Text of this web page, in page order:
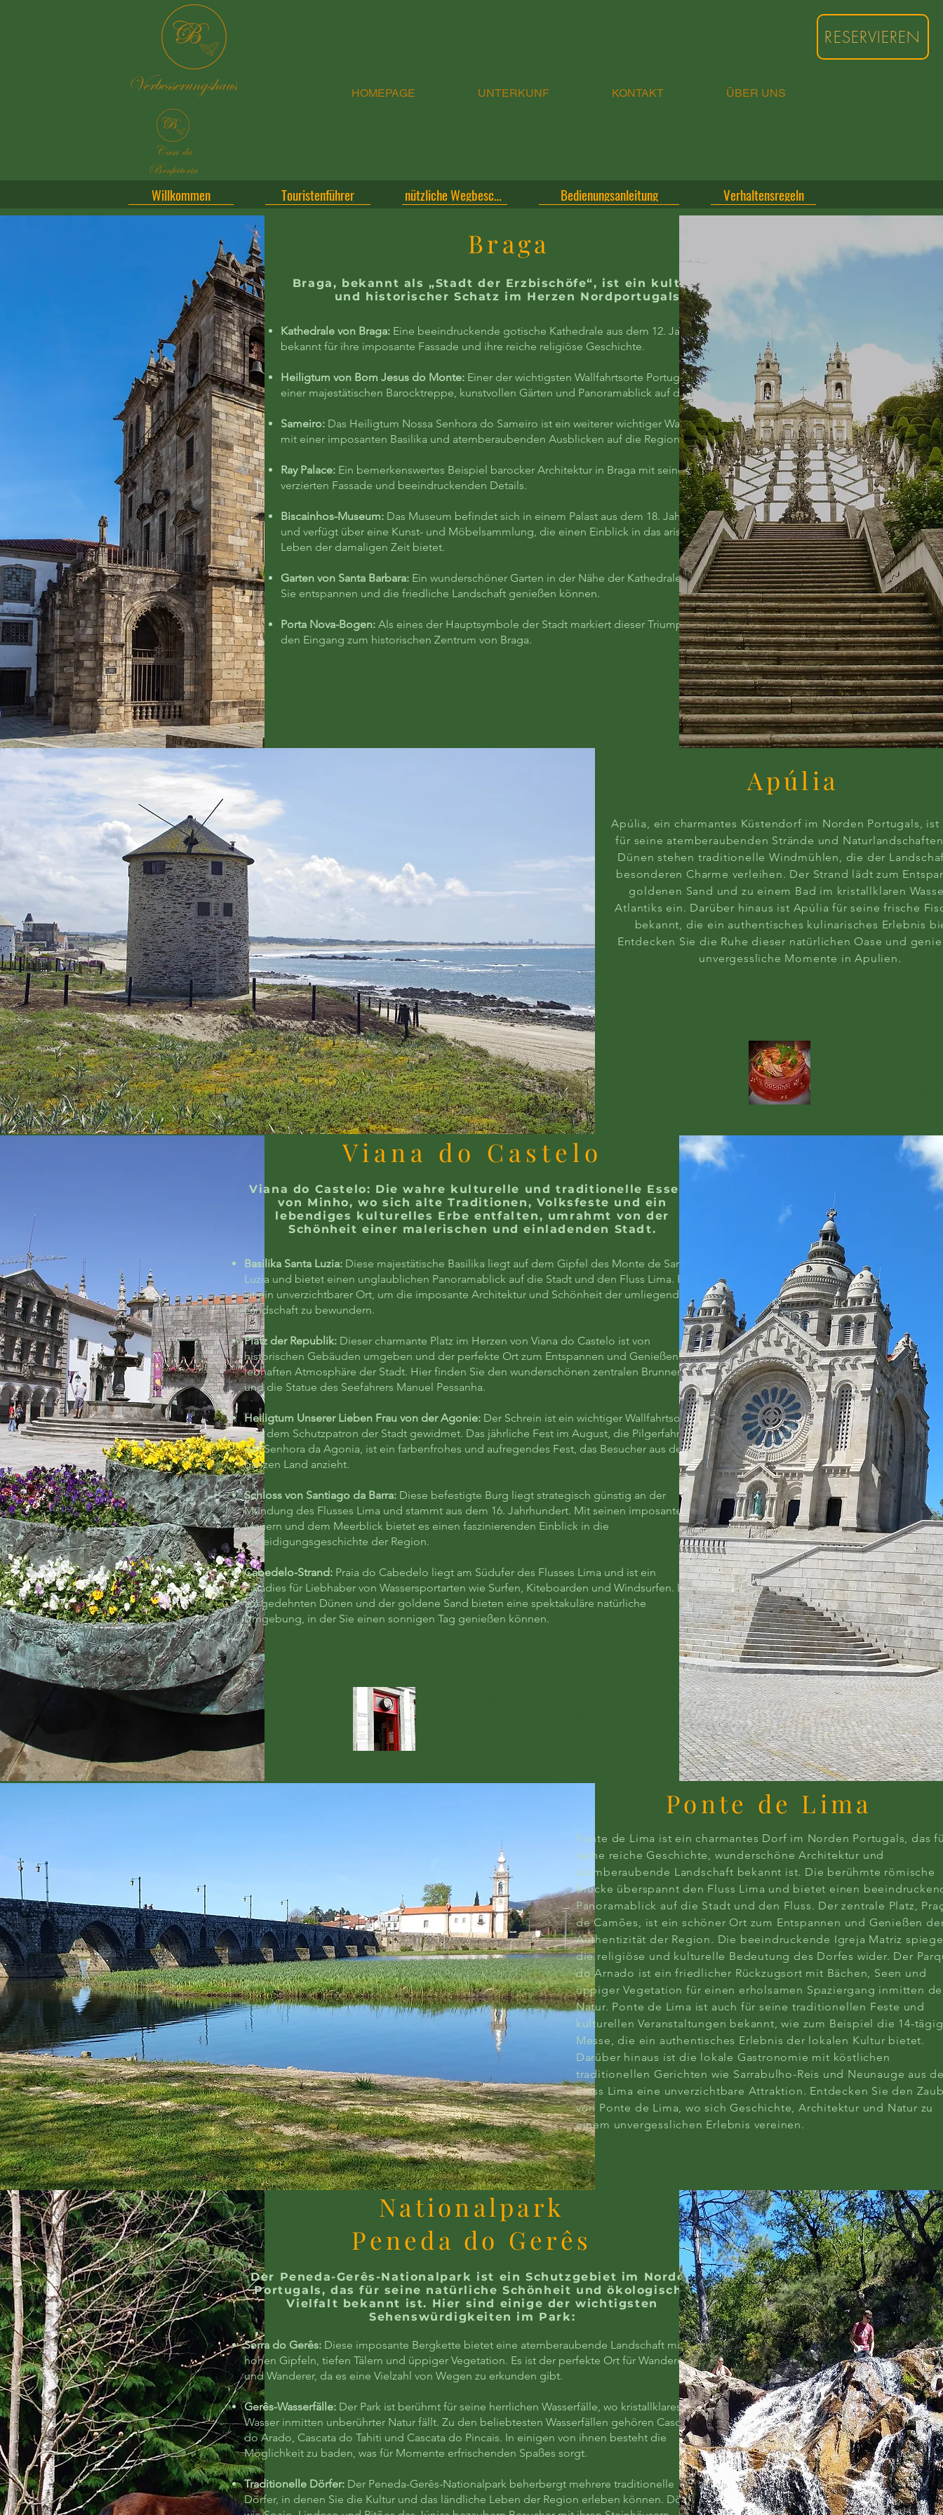
RESERVIEREN
Verbesserungshaus HOMEPAGE UNTERKUNF KONTAKT ÜBER UNS
Casa da
Benfeitoria
Willkommen Touristenführer nützliche Wegbeschreibungen Bedienungsanleitung Verhaltensregeln
Braga
Braga, bekannt als „Stadt der Erzbischöfe“, ist ein kultureller
und historischer Schatz im Herzen Nordportugals.
Kathedrale von Braga: Eine beeindruckende gotische Kathedrale aus dem 12. Jahrhundert,
bekannt für ihre imposante Fassade und ihre reiche religiöse Geschichte.
Heiligtum von Bom Jesus do Monte: Einer der wichtigsten Wallfahrtsorte Portugals mit
einer majestätischen Barocktreppe, kunstvollen Gärten und Panoramablick auf die Stadt.
Sameiro: Das Heiligtum Nossa Senhora do Sameiro ist ein weiterer wichtiger Wallfahrtsort
mit einer imposanten Basilika und atemberaubenden Ausblicken auf die Region.
Ray Palace: Ein bemerkenswertes Beispiel barocker Architektur in Braga mit seiner reich
verzierten Fassade und beeindruckenden Details.
Biscainhos-Museum: Das Museum befindet sich in einem Palast aus dem 18. Jahrhundert
und verfügt über eine Kunst- und Möbelsammlung, die einen Einblick in das aristokratische
Leben der damaligen Zeit bietet.
Garten von Santa Barbara: Ein wunderschöner Garten in der Nähe der Kathedrale, in dem
Sie entspannen und die friedliche Landschaft genießen können.
Porta Nova-Bogen:Als eines der Hauptsymbole der Stadt markiert dieser Triumphbogen
den Eingang zum historischen Zentrum von Braga.
Apúlia
Apúlia, ein charmantes Küstendorf im Norden Portugals,
für seine atemberaubenden Strände und
Dünen stehen traditionelle Windmühlen, die der
besonderen Charme verleihen. Der Strand lädt zum
goldenen Sand und zu einem Bad im kristallklaren
Atlantiks ein. Darüber hinaus ist Apúlia für seine frische
bekannt, die ein authentisches kulinarisches Erlebnis
Entdecken Sie die Ruhe dieser natürlichen Oase und
unvergessliche Momente in Apulien.
Viana do Castelo
Viana do Castelo: Die wahre kulturelle und traditionelle Essenz
von Minho, wo sich alte Traditionen, Volksfeste und ein
lebendiges kulturelles Erbe entfalten, umrahmt von der
Schönheit einer malerischen und einladenden Stadt.
Basilika Santa Luzia: Diese majestätische Basilika liegt auf dem Gipfel des Monte de Santa
Luzia und bietet einen unglaublichen Panoramablick auf die Stadt und den Fluss Lima. Es
ist ein unverzichtbarer Ort, um die imposante Architektur und Schönheit der umliegenden
Landschaft zu bewundern.
Platz der Republik: Dieser charmante Platz im Herzen von Viana do Castelo ist von
historischen Gebäuden umgeben und der perfekte Ort zum Entspannen und Genießen der
lebhaften Atmosphäre der Stadt. Hier finden Sie den wunderschönen zentralen Brunnen
und die Statue des Seefahrers Manuel Pessanha.
Heiligtum Unserer Lieben Frau von der Agonie: Der Schrein ist ein wichtiger Wallfahrtsort
und dem Schutzpatron der Stadt gewidmet. Das jährliche Fest im August, die Pilgerfahrt
der Senhora da Agonia, ist ein farbenfrohes und aufregendes Fest, das Besucher aus dem
ganzen Land anzieht.
Schloss von Santiago da Barra: Diese befestigte Burg liegt strategisch günstig an der
Mündung des Flusses Lima und stammt aus dem 16. Jahrhundert. Mit seinen imposanten
Mauern und dem Meerblick bietet es einen faszinierenden Einblick in die
Verteidigungsgeschichte der Region.
Cabedelo-Strand: Praia do Cabedelo liegt am Südufer des Flusses Lima und ist ein
Paradies für Liebhaber von Wassersportarten wie Surfen, Kiteboarden und Windsurfen. Die
ausgedehnten Dünen und der goldene Sand bieten eine spektakuläre natürliche
Umgebung, in der Sie einen sonnigen Tag genießen können.
Ponte de Lima
Ponte de Lima ist ein charmantes Dorf im Norden Portugals, das
seine reiche Geschichte, wunderschöne Architektur und
atemberaubende Landschaft bekannt ist. Die berühmte römische
Brücke überspannt den Fluss Lima und bietet einen
Panoramablick auf die Stadt und den Fluss. Der zentrale Platz,
de Camões, ist ein schöner Ort zum Entspannen und Genießen
Authentizität der Region. Die beeindruckende Igreja Matriz
die religiöse und kulturelle Bedeutung des Dorfes wider. Der
do Arnado ist ein friedlicher Rückzugsort mit Bächen, Seen und
üppiger Vegetation für einen erholsamen Spaziergang inmitten
Natur. Ponte de Lima ist auch für seine traditionellen Feste und
kulturellen Veranstaltungen bekannt, wie zum Beispiel die 14-
Messe, die ein authentisches Erlebnis der lokalen Kultur bietet.
Darüber hinaus ist die lokale Gastronomie mit köstlichen
traditionellen Gerichten wie Sarrabulho-Reis und Neunauge aus
Fluss Lima eine unverzichtbare Attraktion. Entdecken Sie den
von Ponte de Lima, wo sich Geschichte, Architektur und Natur zu
einem unvergesslichen Erlebnis vereinen.
Nationalpark
Peneda do Gerês
Der Peneda-Gerês-Nationalpark ist ein Schutzgebiet im Norden
Portugals, das für seine natürliche Schönheit und ökologische
Vielfalt bekannt ist. Hier sind einige der wichtigsten
Sehenswürdigkeiten im Park:
Serra do Gerês: Diese imposante Bergkette bietet eine atemberaubende Landschaft mit
hohen Gipfeln, tiefen Tälern und üppiger Vegetation. Es ist der perfekte Ort für Wanderer
und Wanderer, da es eine Vielzahl von Wegen zu erkunden gibt.
Gerês-Wasserfälle: Der Park ist berühmt für seine herrlichen Wasserfälle, wo kristallklares
Wasser inmitten unberührter Natur fällt. Zu den beliebtesten Wasserfällen gehören Cascata
do Arado, Cascata do Tahiti und Cascata do Pincais. In einigen von ihnen besteht die
Möglichkeit zu baden, was für Momente erfrischenden Spaßes sorgt.
Traditionelle Dörfer: Der Peneda-Gerês-Nationalpark beherbergt mehrere traditionelle
Dörfer, in denen Sie die Kultur und das ländliche Leben der Region erleben können. Dörfer